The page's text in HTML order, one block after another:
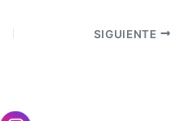
SIGUIENTE